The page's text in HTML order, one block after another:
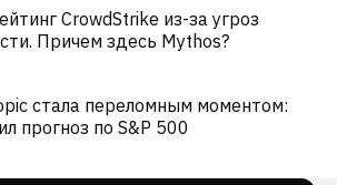
CrowdStrike из-за угроз
Причем здесь Mythos?
стала переломным моментом:
прогноз по S&P 500